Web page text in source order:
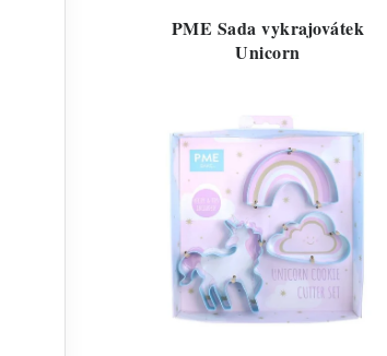
e
n
í
p
r
o
d
u
PME Sada vykrajovátek
Unicorn